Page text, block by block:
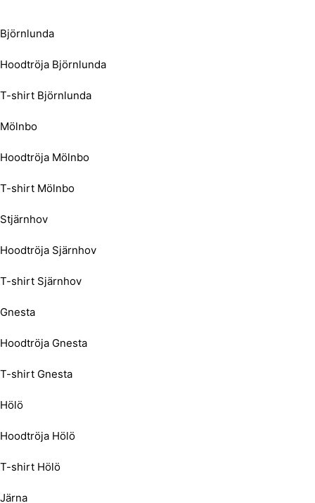
Björnlunda
Hoodtröja Björnlunda
T-shirt Björnlunda
Mölnbo
Hoodtröja Mölnbo
T-shirt Mölnbo
Stjärnhov
Hoodtröja Sjärnhov
T-shirt Sjärnhov
Gnesta
Hoodtröja Gnesta
T-shirt Gnesta
Hölö
Hoodtröja Hölö
T-shirt Hölö
Järna